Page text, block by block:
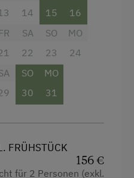
14
15
16
FR
SA
22
SO
23
MO
24
SO
30
MO
31
FRÜHSTÜCK
156 €
für 2 Personen (exkl.